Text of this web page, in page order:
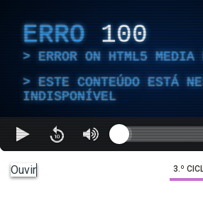
ERRO 100
ERROR ON HTML5 MEDIA
ESTE CONTEÚDO ESTÁ
INDISPONÍVEL
Ouvir 3.º